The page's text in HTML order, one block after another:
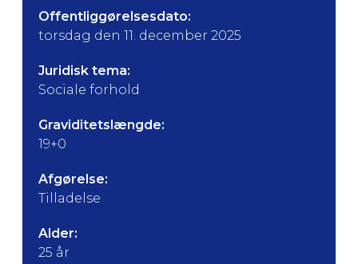
Offentliggørelsesdato:
torsdag den 11. december 2025
Juridisk tema:
Sociale forhold
Graviditetslængde:
19+0
Afgørelse:
Tilladelse
Alder:
25 år